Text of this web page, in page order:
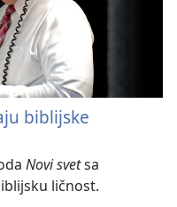
biblijske
Novi svetsa
ličnost.